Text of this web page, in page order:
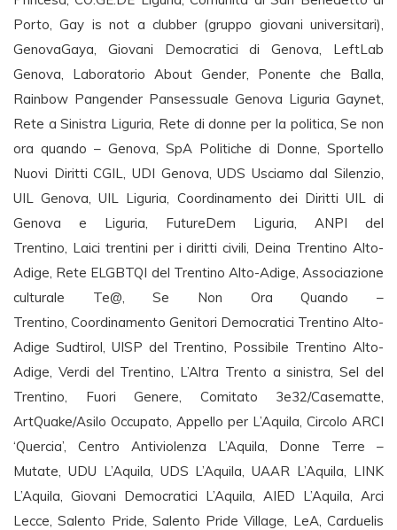
Porto, Gay is not a clubber (gruppo giovani universitari),
GenovaGaya, Giovani Democratici di Genova, LeftLab
Genova, Laboratorio About Gender, Ponente che Balla,
Rainbow Pangender Pansessuale Genova Liguria Gaynet,
Rete a Sinistra Liguria, Rete di donne per la politica, Se non
ora quando – Genova, SpA Politiche di Donne, Sportello
Nuovi Diritti CGIL, UDI Genova, UDS Usciamo dal Silenzio,
UIL Genova, UIL Liguria, Coordinamento dei Diritti UIL di
Genova e Liguria, FutureDem Liguria, ANPI del
Trentino, Laici trentini per i diritti civili, Deina Trentino Alto-
Adige, Rete ELGBTQI del Trentino Alto-Adige, Associazione
culturale Te@, Se Non Ora Quando –
Trentino, Coordinamento Genitori Democratici Trentino Alto-
Adige Sudtirol, UISP del Trentino, Possibile Trentino Alto-
Adige, Verdi del Trentino, L’Altra Trento a sinistra, Sel del
Trentino, Fuori Genere, Comitato 3e32/Casematte,
ArtQuake‎/Asilo Occupato, Appello per L’Aquila, Circolo ARCI
‘Quercia’, Centro Antiviolenza L’Aquila, Donne Terre –
Mutate, UDU‎ L’Aquila, UDS‎ L’Aquila, UAAR L’Aquila, LINK
L’Aquila, Giovani Democratici‎ L’Aquila, AIED‎ L’Aquila, Arci
Lecce, Salento Pride, Salento Pride Village, LeA, Carduelis